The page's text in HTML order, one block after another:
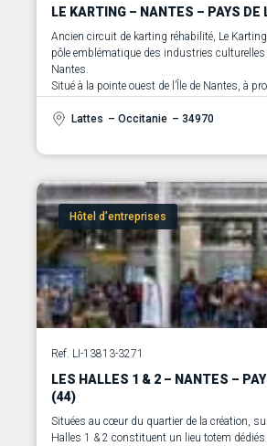
LE KARTING – NANTES – PAYS DE
Ancien circuit de karting réhabilité, Le
pôle emblématique des industries culturelles
Nantes.
Situé à la pointe ouest de l’Île de Nantes, à
industrielle, éco-design et innovation pour
Lattes – Occitanie – 34970
Hôtel d’entreprises
Ref. LI-13813-3271
LES HALLES 1 & 2 – NANTES –
(44)
Situées au cœur du quartier de la création,
Halles 1 & 2 constituent un lieu totem